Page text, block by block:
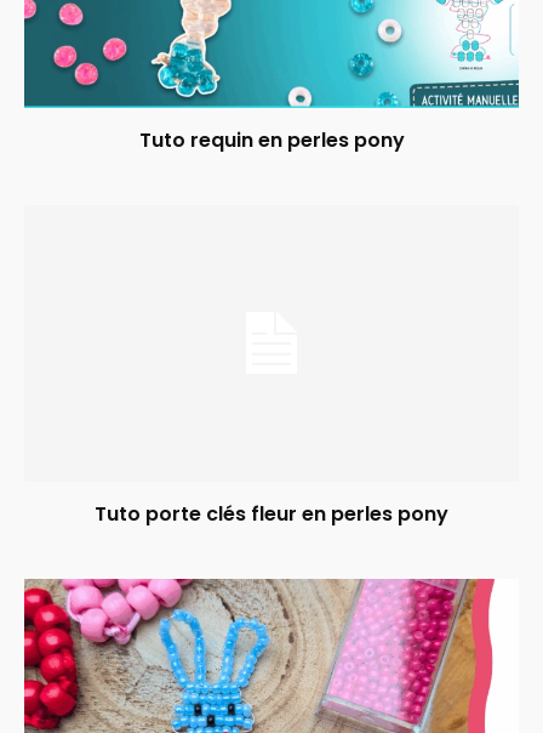
Tuto requin en perles pony
Tuto porte clés fleur en perles pony